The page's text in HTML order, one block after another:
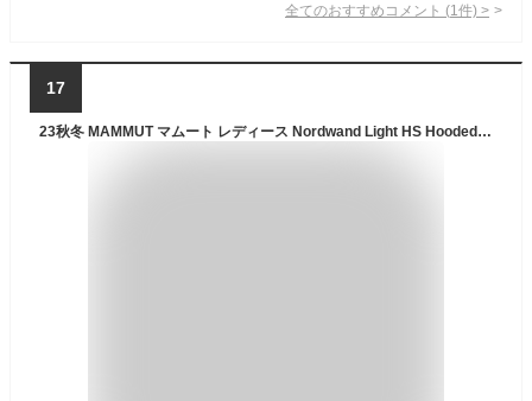
全てのおすすめコメント (1 件) >
17
23秋冬 MAMMUT マムート レディース Nordwand Light HS Hooded Jacket Women 1010-28680 アウトドア ハードシェル ジャケット【お宝】